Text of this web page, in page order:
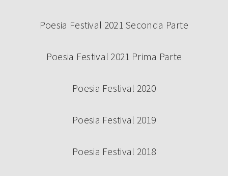
Poesia Festival 2021 Seconda Parte
Poesia Festival 2021 Prima Parte
Poesia Festival 2020
Poesia Festival 2019
Poesia Festival 2018